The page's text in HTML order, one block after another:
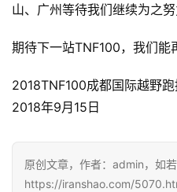
山、广州等待我们继续为之努
期待下一站TNF100，我们能
2018TNF100成都国际越野
2018年9月15日
原创文章，作者：admin，如若
https://iranshao.com/